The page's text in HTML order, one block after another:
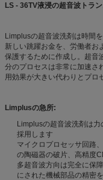
LS - 36TV液浸の超音波トラ
Limplusの超音波洗剤は時間
新しい跳躍お金を、労働者お
保護するために作成し。超音
分のプロセスは非常に加速さ
用効果が大きい代わりとプロ
Limplusの急所:
Limplusの超音波洗剤は
採用します
マイクロプロセッサ回路
の陶磁器の破片、高精度
多超音波方向は完全に保
にされた機械部品の精密